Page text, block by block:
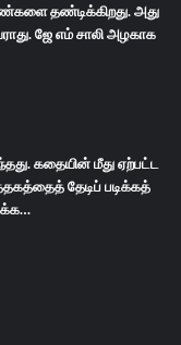
தண்டிக்கிறது. அது
ஜே எம் சாலி அழகாக
கதையின் மீது ஏற்பட்ட
தேடிப் படிக்கத்